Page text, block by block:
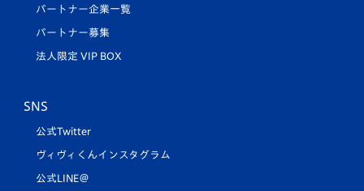
パートナー企業一覧
パートナー募集
法人限定 VIP BOX
SNS
公式Twitter
ヴィヴィくんインスタグラム
公式LINE＠